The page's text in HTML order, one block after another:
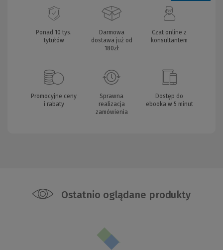
Ponad 10 tys.
tytułów
Darmowa
dostawa już od
180zł
Czat online z
konsultantem
Promocyjne ceny
i rabaty
Sprawna
realizacja
zamówienia
Dostęp do
ebooka w 5 minut
Ostatnio oglądane produkty